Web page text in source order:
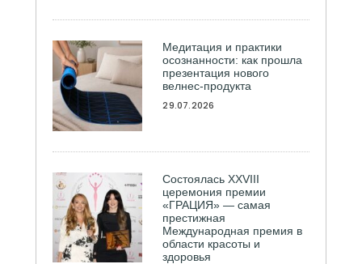
Медитация и практики
осознанности: как прошла
презентация нового
велнес-продукта
29.07.2026
Состоялась ХXVIII
церемония премии
«ГРАЦИЯ» — самая
престижная
Международная премия в
области красоты и
здоровья